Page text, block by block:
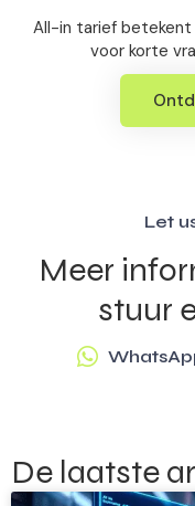
All-in tarief
voor korte
Let
Meer
stuur
De laatste